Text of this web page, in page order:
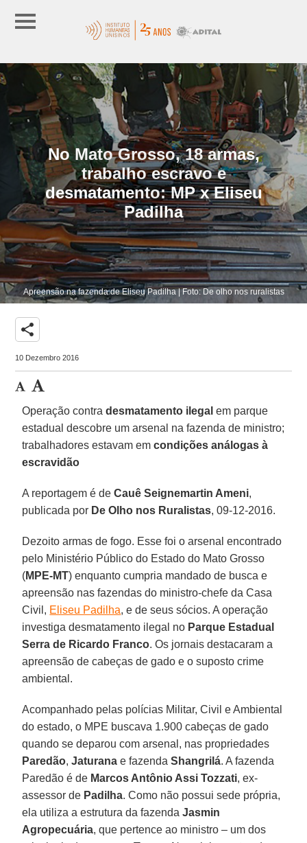
No Mato Grosso, 18 armas,
trabalho escravo e
desmatamento: MP x Eliseu
Padilha
Apreensão na fazenda de Eliseu Padilha | Foto: De olho nos ruralistas
share
10 Dezembro 2016
Operação contradesmatamento ilegal em parque
estadual descobre um arsenal na fazenda de ministro;
trabalhadores estavam emcondições análogas à
escravidão
A reportagem é deCauê Seignemartin Ameni,
publicada por De Olho nos Ruralistas, 09-12-2016.
Dezoito armas de fogo. Esse foi o arsenal encontrado
pelo Ministério Público do Estado do Mato Grosso
(MPE-MT) enquanto cumpria mandado de busca e
apreensão nas fazendas do ministro-chefe da Casa
Civil, Eliseu Padilha, e de seus sócios. A operação
investiga desmatamento ilegal no Parque Estadual
Serra de Ricardo Franco. Os jornais destacaram a
apreensão de cabeças de gado e o suposto crime
ambiental.
Acompanhado pelas polícias Militar, Civil e Ambiental
do estado, o MPE buscava 1.900 cabeças de gado
quando se deparou com arsenal, nas propriedades
Paredão,Jaturana e fazendaShangrilá. A fazenda
Paredão é de Marcos Antônio Assi Tozzati, ex-
assessor de Padilha. Como não possui sede própria,
ela utiliza a estrutura da fazenda Jasmin
Agropecuária, que pertence ao ministro – um dos